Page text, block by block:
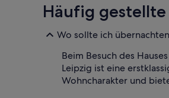
Häufig gestellte
Wo sollte ich
Beim Besuch des
Leipzig ist eine
Wohncharakter und